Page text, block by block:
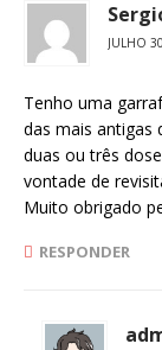
JULHO
Tenho uma
das mais antigas
duas ou três
vontade de
Muito obrigado
RESPONDER